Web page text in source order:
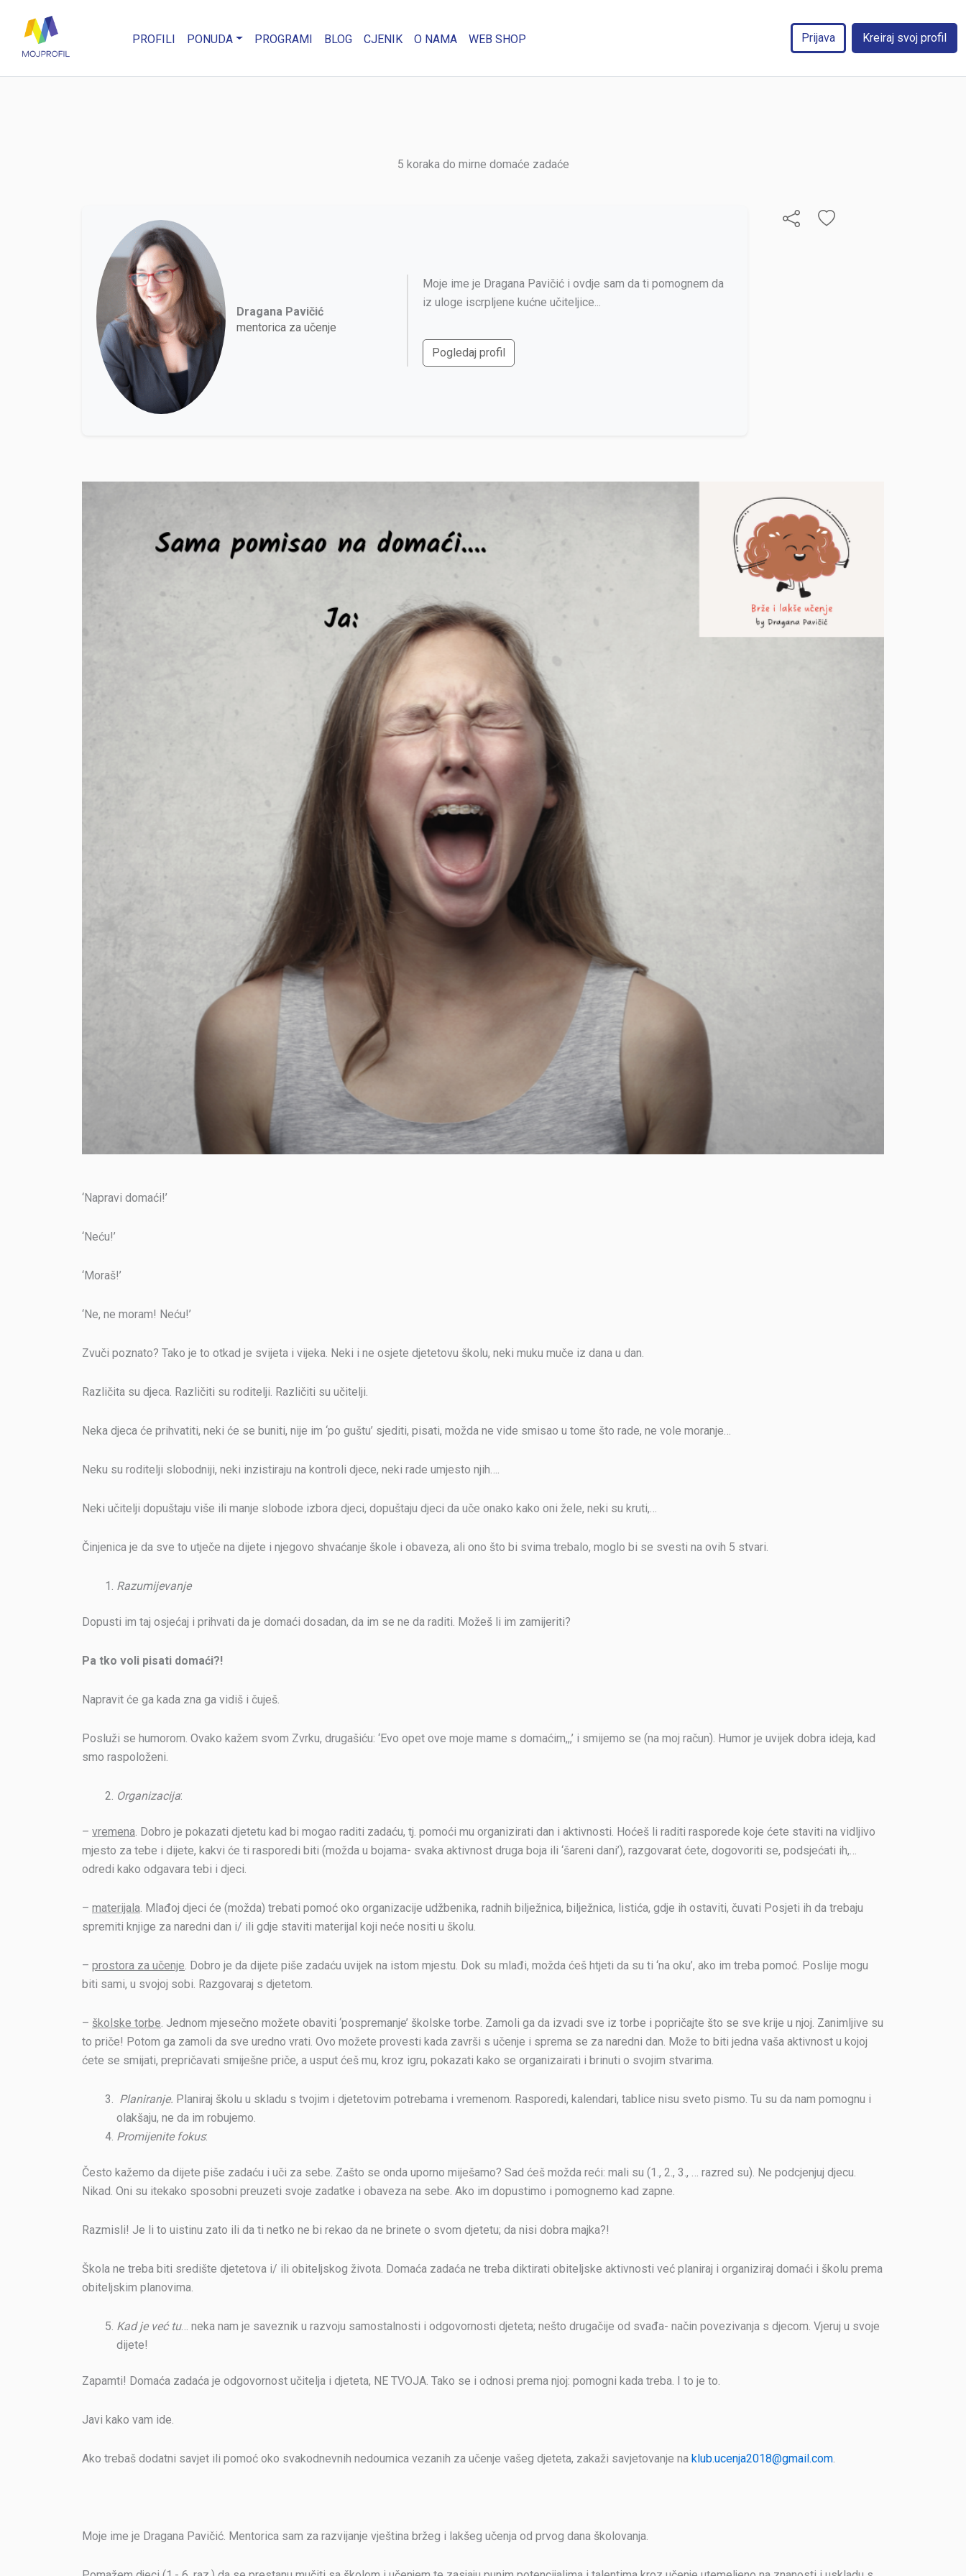
PROFILI PONUDA PROGRAMI BLOG CJENIK O NAMA WEB SHOP Prijava Kreiraj svoj profil
5 koraka do mirne domaće zadaće
Dragana Pavičić
mentorica za učenje
Moje ime je Dragana Pavičić i ovdje sam da ti pomognem da
iz uloge iscrpljene kućne učiteljice...
Pogledaj profil
‘Napravi domaći!’
‘Neću!’
‘Moraš!’
‘Ne, ne moram! Neću!’
Zvuči poznato? Tako je to otkad je svijeta i vijeka. Neki i ne osjete djetetovu školu, neki muku muče iz dana u dan.
Različita su djeca. Različiti su roditelji. Različiti su učitelji.
Neka djeca će prihvatiti, neki će se buniti, nije im ‘po guštu’ sjediti, pisati, možda ne vide smisao u tome što rade, ne vole moranje…
Neku su roditelji slobodniji, neki inzistiraju na kontroli djece, neki rade umjesto njih….
Neki učitelji dopuštaju više ili manje slobode izbora djeci, dopuštaju djeci da uče onako kako oni žele, neki su kruti,…
Činjenica je da sve to utječe na dijete i njegovo shvaćanje škole i obaveza, ali ono što bi svima trebalo, moglo bi se svesti na ovih 5 stvari.
Razumijevanje
Dopusti im taj osjećaj i prihvati da je domaći dosadan, da im se ne da raditi. Možeš li im zamijeriti?
Pa tko voli pisati domaći?!
Napravit će ga kada zna ga vidiš i čuješ.
Posluži se humorom. Ovako kažem svom Zvrku, drugašiću: ‘Evo opet ove moje mame s domaćim,,,’ i smijemo se (na moj račun). Humor je uvijek dobra ideja, kad
smo raspoloženi.
Organizacija:
– vremena . Dobro je pokazati djetetu kad bi mogao raditi zadaću, tj. pomoći mu organizirati dan i aktivnosti. Hoćeš li raditi rasporede koje ćete staviti na vidljivo
mjesto za tebe i dijete, kakvi će ti rasporedi biti (možda u bojama- svaka aktivnost druga boja ili ‘šareni dani’), razgovarat ćete, dogovoriti se, podsjećati ih,…
odredi kako odgavara tebi i djeci.
– materijala . Mlađoj djeci će (možda) trebati pomoć oko organizacije udžbenika, radnih bilježnica, bilježnica, listića, gdje ih ostaviti, čuvati Posjeti ih da trebaju
spremiti knjige za naredni dan i/ ili gdje staviti materijal koji neće nositi u školu.
– prostora za učenje . Dobro je da dijete piše zadaću uvijek na istom mjestu. Dok su mlađi, možda ćeš htjeti da su ti ‘na oku’, ako im treba pomoć. Poslije mogu
biti sami, u svojoj sobi. Razgovaraj s djetetom.
– školske torbe . Jednom mjesečno možete obaviti ‘pospremanje’ školske torbe. Zamoli ga da izvadi sve iz torbe i popričajte što se sve krije u njoj. Zanimljive su
to priče! Potom ga zamoli da sve uredno vrati. Ovo možete provesti kada završi s učenje i sprema se za naredni dan. Može to biti jedna vaša aktivnost u kojoj
ćete se smijati, prepričavati smiješne priče, a usput ćeš mu, kroz igru, pokazati kako se organizairati i brinuti o svojim stvarima.
Planiranje. Planiraj školu u skladu s tvojim i djetetovim potrebama i vremenom. Rasporedi, kalendari, tablice nisu sveto pismo. Tu su da nam pomognu i
olakšaju, ne da im robujemo.
Promijenite fokus:
Često kažemo da dijete piše zadaću i uči za sebe. Zašto se onda uporno miješamo? Sad ćeš možda reći: mali su (1., 2., 3., … razred su). Ne podcjenjuj djecu.
Nikad. Oni su itekako sposobni preuzeti svoje zadatke i obaveza na sebe. Ako im dopustimo i pomognemo kad zapne.
Razmisli! Je li to uistinu zato ili da ti netko ne bi rekao da ne brinete o svom djetetu; da nisi dobra majka?!
Škola ne treba biti središte djetetova i/ ili obiteljskog života. Domaća zadaća ne treba diktirati obiteljske aktivnosti već planiraj i organiziraj domaći i školu prema
obiteljskim planovima.
Kad je već tu… neka nam je saveznik u razvoju samostalnosti i odgovornosti djeteta; nešto drugačije od svađa- način povezivanja s djecom. Vjeruj u svoje
dijete!
Zapamti! Domaća zadaća je odgovornost učitelja i djeteta, NE TVOJA. Tako se i odnosi prema njoj: pomogni kada treba. I to je to.
Javi kako vam ide.
Ako trebaš dodatni savjet ili pomoć oko svakodnevnih nedoumica vezanih za učenje vašeg djeteta, zakaži savjetovanje na klub.ucenja2018@gmail.com
Moje ime je Dragana Pavičić. Mentorica sam za razvijanje vještina bržeg i lakšeg učenja od prvog dana školovanja.